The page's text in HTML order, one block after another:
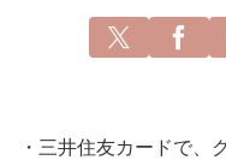
・三井住友カードで、